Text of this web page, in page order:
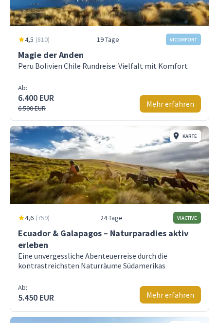
4,5 (810) 19 Tage VICOMFORT
Magie der Anden
Peru Bolivien Chile Rundreise: Vielfalt mit Komfort
Ab:
6.400 EUR
6.500 EUR Mehr erfahren
KARTE
4,6 (759) 24 Tage VIACTIVE
Ecuador & Galapagos – Naturparadies aktiv
erleben
Eine unvergessliche Abenteuerreise durch die
kontrastreichsten Naturräume Südamerikas
Ab:
5.450 EUR Mehr erfahren